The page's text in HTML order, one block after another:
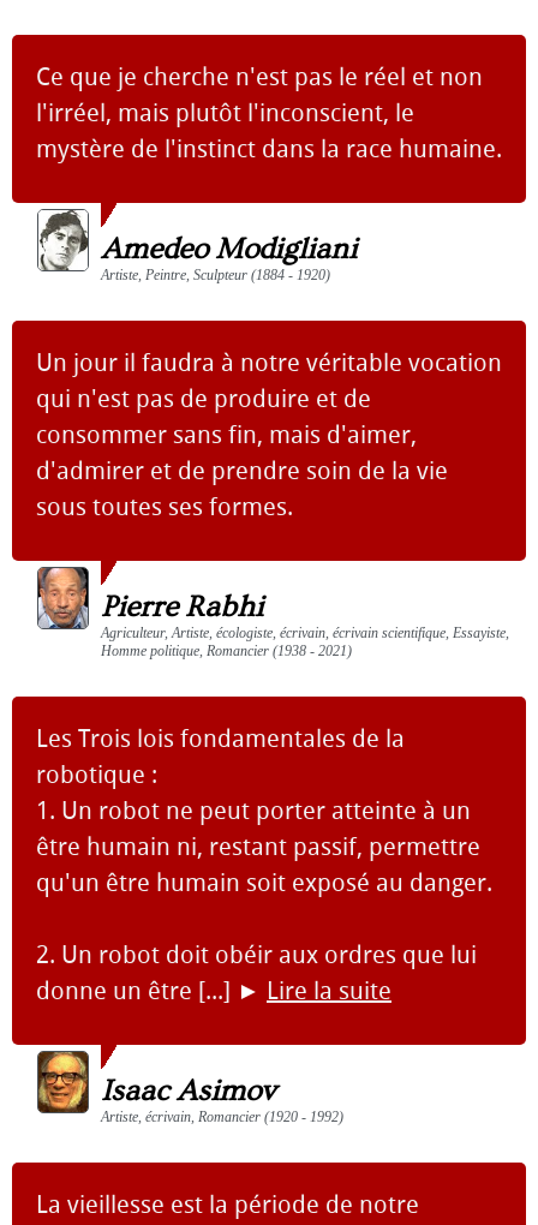
Ce que je cherche n'est pas le réel et non
l'irréel, mais plutôt l'inconscient, le
mystère de l'instinct dans la race humaine.
Amedeo Modigliani
Artiste, Peintre, Sculpteur (1884 - 1920)
Un jour il faudra à notre véritable vocation
qui n'est pas de produire et de
consommer sans fin, mais d'aimer,
d'admirer et de prendre soin de la vie
sous toutes ses formes.
Pierre Rabhi
Agriculteur, Artiste, écologiste, écrivain, écrivain scientifique, Essayiste,
Homme politique, Romancier (1938 - 2021)
Les Trois lois fondamentales de la
robotique :
1. Un robot ne peut porter atteinte à un
être humain ni, restant passif, permettre
qu'un être humain soit exposé au danger.
2. Un robot doit obéir aux ordres que lui
donne un être [...] ► Lire la suite
Isaac Asimov
Artiste, écrivain, Romancier (1920 - 1992)
La vieillesse est la période de notre